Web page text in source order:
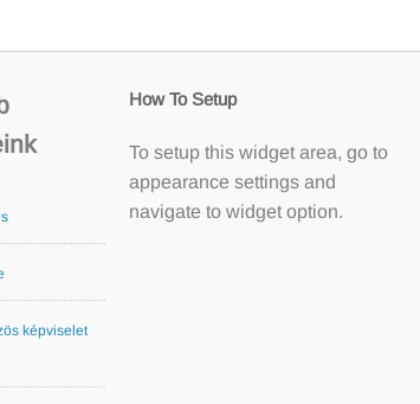
képviselet
How To Setup
To setup this widget area, go to
appearance settings and
navigate to widget option.